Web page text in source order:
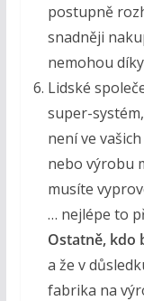
postupně
snadněji
nemohou
Lidské
super-
není ve
nebo výrobu
musíte
… nejlépe to
Ostatně, kdo
a že v
fabrika na